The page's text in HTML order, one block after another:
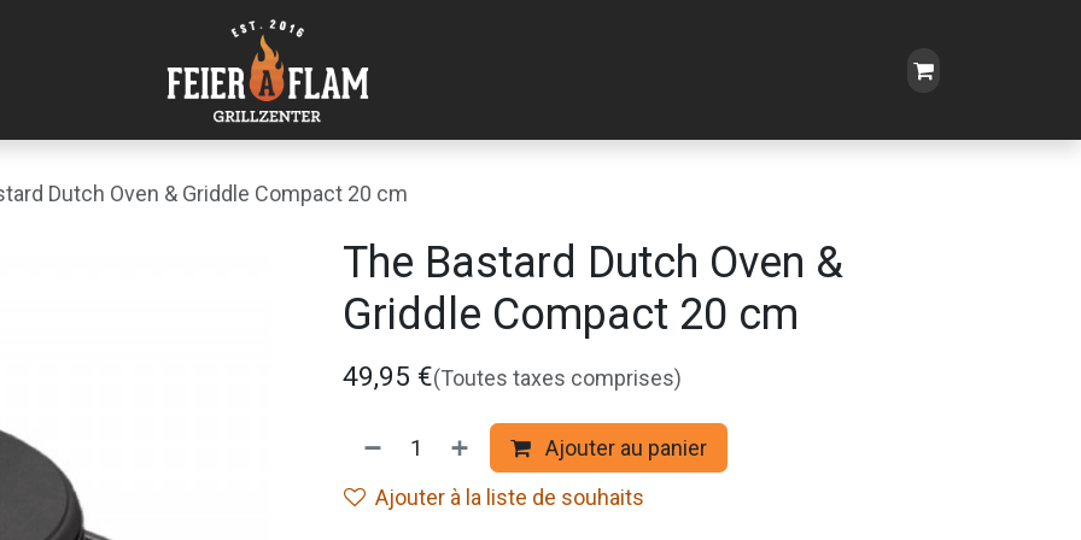
Dutch Oven & Griddle Compact 20 cm
The Bastard Dutch Oven &
Griddle Compact 20 cm
49,95 €(Toutes taxes comprises)
Ajouter au panier
Ajouter à la liste de souhaits